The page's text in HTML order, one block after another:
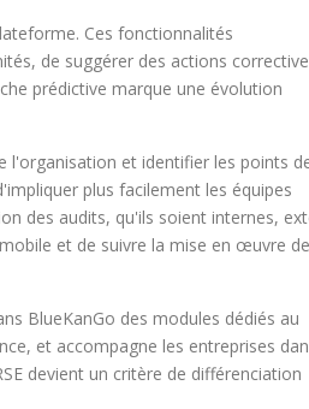
Ces fonctionnalités
de suggérer des actions
prédictive marque une évolution
l'organisation et identifier les points
plus facilement les équipes
des audits, qu'ils soient internes,
et de suivre la mise en œuvre
BlueKanGo des modules dédiés au
et accompagne les entreprises
devient un critère de différenciation